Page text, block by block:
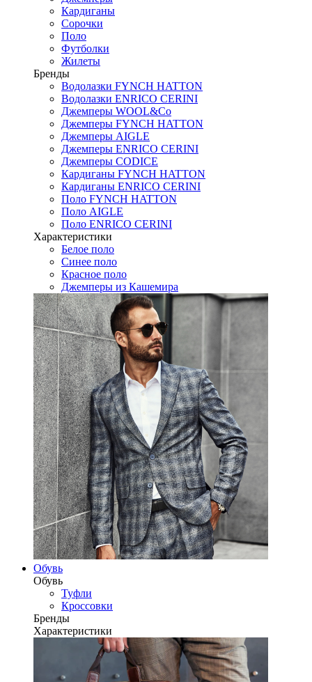
Кардиганы
Сорочки
Поло
Футболки
Жилеты
Бренды
Водолазки FYNCH HATTON
Водолазки ENRICO CERINI
Джемперы WOOL&Co
Джемперы FYNCH HATTON
Джемперы AIGLE
Джемперы ENRICO CERINI
Джемперы CODICE
Кардиганы FYNCH HATTON
Кардиганы ENRICO CERINI
Поло FYNCH HATTON
Поло AIGLE
Поло ENRICO CERINI
Характеристики
Белое поло
Синее поло
Красное поло
Джемперы из Кашемира
Обувь
Обувь
Туфли
Кроссовки
Бренды
Характеристики